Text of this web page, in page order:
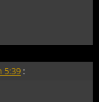
5:39 :